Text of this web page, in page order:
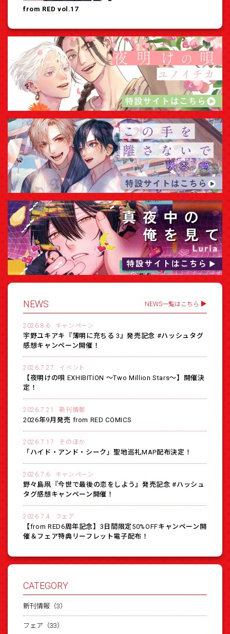
from RED vol.17
NEWS NEWS一覧はこちら
2026.8.6 キャンペーン
宇野ユキアキ『薄明に充ちる 3』発売記念 #ハッシュタグ
感想キャンペーン開催！
2026.7.27 イベント
【夜明けの唄 EXHIBITION 〜Two Million Stars〜】開催決
定！
2026.7.21 新刊情報
2026年9月発売 from RED COMICS
2026.7.17 そのほか
「ハイド・アンド・シーク」聖地巡礼MAP配布決定！
2026.7.6 キャンペーン
野々島凧『今世で最後の恋をしよう』発売記念 #ハッシュ
タグ感想キャンペーン開催！
2026.7.4 フェア
【from RED6周年記念】3日間限定50%OFFキャンペーン開
催＆フェア特典リーフレット電子配布！
CATEGORY
新刊情報（3）
フェア（33）